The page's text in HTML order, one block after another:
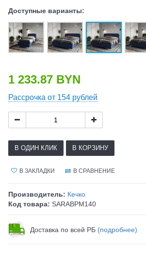
Доступные варианты:
1 233.87 BYN
Рассрочка от 154 рублей
В ОДИН КЛИК В КОРЗИНУ
В ЗАКЛАДКИ В СРАВНЕНИЕ
Производитель: Кечко
Код товара: SARABPM140
Доставка по всей РБ (подробнее)